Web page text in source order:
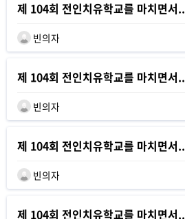
제 104회 전인치유학교를 마치면서
빈의자
제 104회 전인치유학교를 마치면서
빈의자
제 104회 전인치유학교를 마치면서
빈의자
제 104회 전인치유학교를 마치면서